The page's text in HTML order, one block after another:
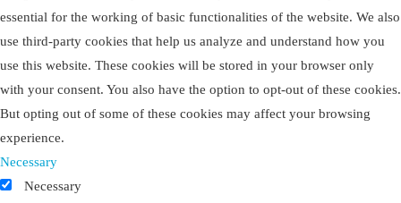
essential for the working of basic functionalities of the website. We also
use third-party cookies that help us analyze and understand how you
use this website. These cookies will be stored in your browser only
with your consent. You also have the option to opt-out of these cookies.
But opting out of some of these cookies may affect your browsing
experience.
Necessary
Necessary